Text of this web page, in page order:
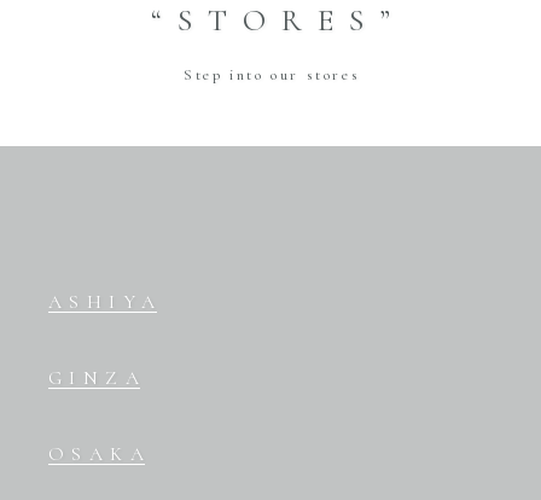
“STORES”
Step into our stores
ASHIYA
GINZA
OSAKA